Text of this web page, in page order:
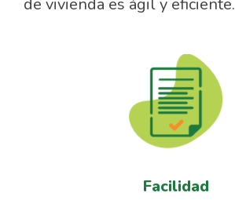
Facilidad